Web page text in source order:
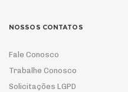
NOSSOS CONTATOS
Fale Conosco
Trabalhe Conosco
Solicitações LGPD